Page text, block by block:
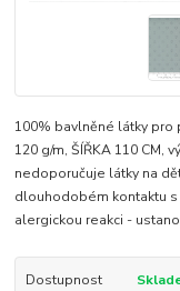
100% bavlněné látky pro
120 g/m, ŠÍŘKA 110 CM,
nedoporučuje látky na
dlouhodobém kontaktu
alergickou reakci -
Dostupnost